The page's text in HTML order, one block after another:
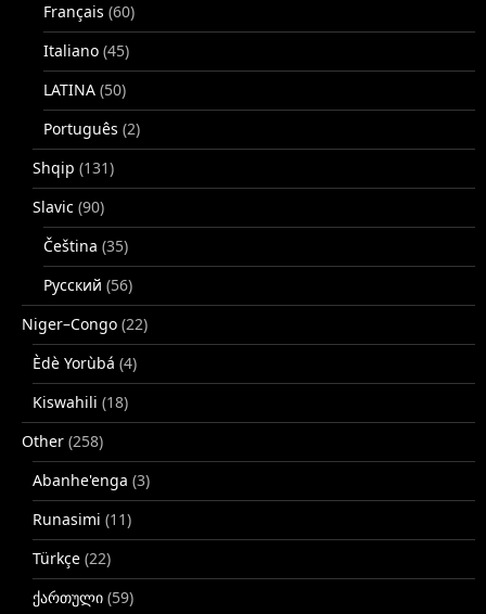
Français (60)
Italiano (45)
LATINA (50)
Português (2)
Shqip (131)
Slavic (90)
Čeština (35)
Русский (56)
Niger–Congo (22)
Èdè Yorùbá (4)
Kiswahili (18)
Other (258)
Abanhe'enga (3)
Runasimi (11)
Türkçe (22)
ქართული (59)